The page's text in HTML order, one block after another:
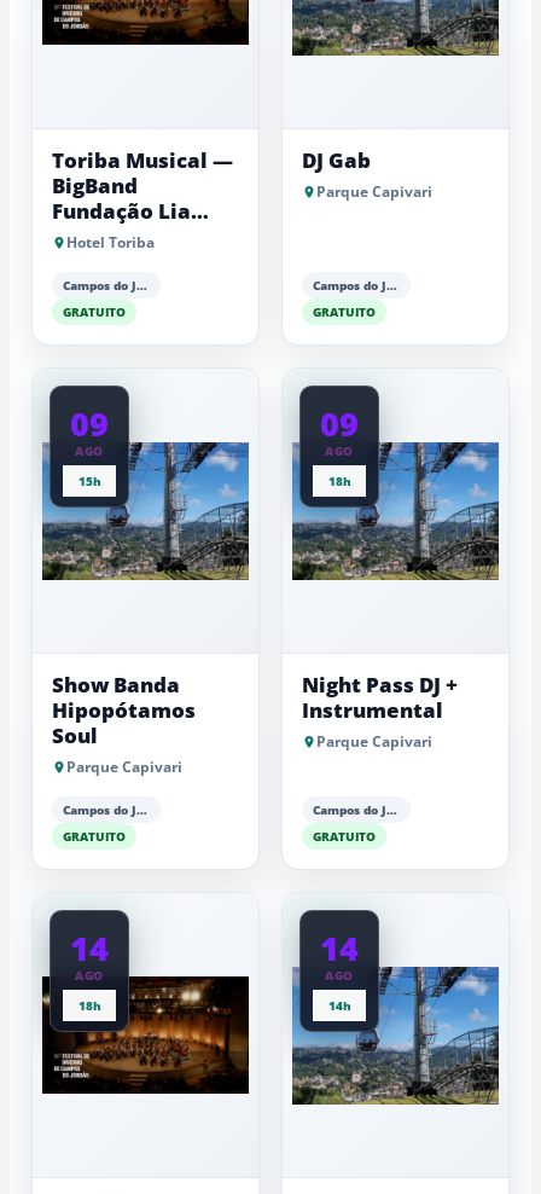
Toriba Musical —
BigBand
Fundação Lia
Maria Aguiar
Hotel Toriba
Campos do Jordão
GRATUITO
DJ Gab
Parque Capivari
Campos do Jordão
GRATUITO
09
AGO
15h
Show Banda
Hipopótamos
Soul
Parque Capivari
Campos do Jordão
GRATUITO
09
AGO
18h
Night Pass DJ +
Instrumental
Parque Capivari
Campos do Jordão
GRATUITO
14
AGO
18h
14
AGO
14h